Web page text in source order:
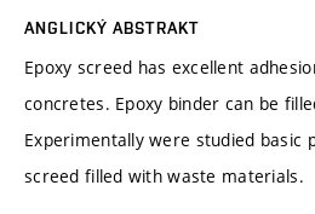
ANGLICKÝ ABSTRAKT
Epoxy screed has excellent
concretes. Epoxy binder can be
Experimentally were studied basic
screed filled with waste materials.